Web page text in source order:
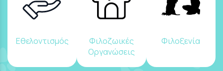
Εθελοντισμός
Φιλοζωικές
Οργανώσεις
Φιλοξενία